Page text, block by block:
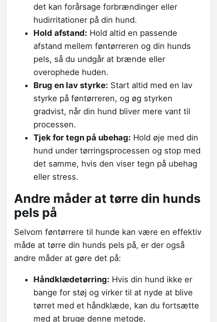
det kan forårsage forbrændinger eller
hudirritationer på din hund.
Hold afstand: Hold altid en passende
afstand mellem føntørreren og din hunds
pels, så du undgår at brænde eller
overophede huden.
Brug en lav styrke: Start altid med en lav
styrke på føntørreren, og øg styrken
gradvist, når din hund bliver mere vant til
processen.
Tjek for tegn på ubehag: Hold øje med din
hund under tørringsprocessen og stop med
det samme, hvis den viser tegn på ubehag
eller stress.
Andre måder at tørre din hunds
pels på
Selvom føntørrere til hunde kan være en effektiv
måde at tørre din hunds pels på, er der også
andre måder at gøre det på:
Håndklædetørring: Hvis din hund ikke er
bange for støj og virker til at nyde at blive
tørret med et håndklæde, kan du fortsætte
med at bruge denne metode.